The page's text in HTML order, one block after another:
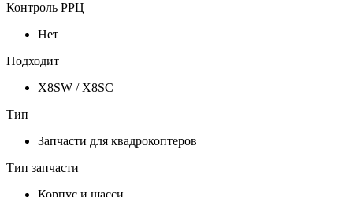
Контроль РРЦ
Нет
Подходит
X8SW / X8SC
Тип
Запчасти для квадрокоптеров
Тип запчасти